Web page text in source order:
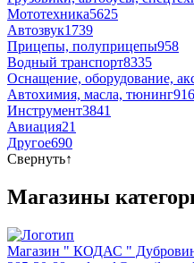
Мототехника5625
Автозвук1739
Прицепы, полуприцепы958
Водный транспорт8335
Оснащение, оборудование,
Автохимия, масла, тюнинг
Инструмент3841
Авиация21
Другое690
Свернуть↑
Магазины
Магазин " КОДАС "